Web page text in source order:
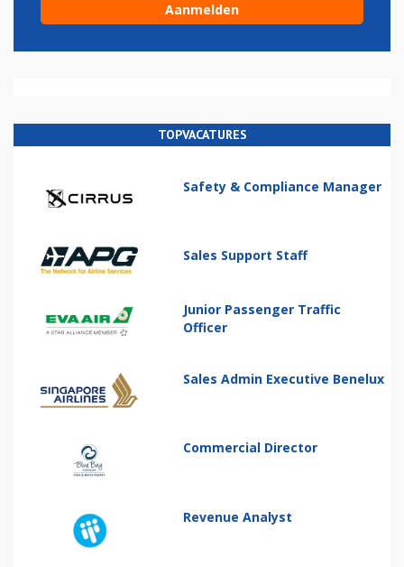
TOPVACATURES
Safety & Compliance Manager
Sales Support Staff
Junior Passenger Traffic
Officer
Sales Admin Executive Benelux
Commercial Director
Revenue Analyst